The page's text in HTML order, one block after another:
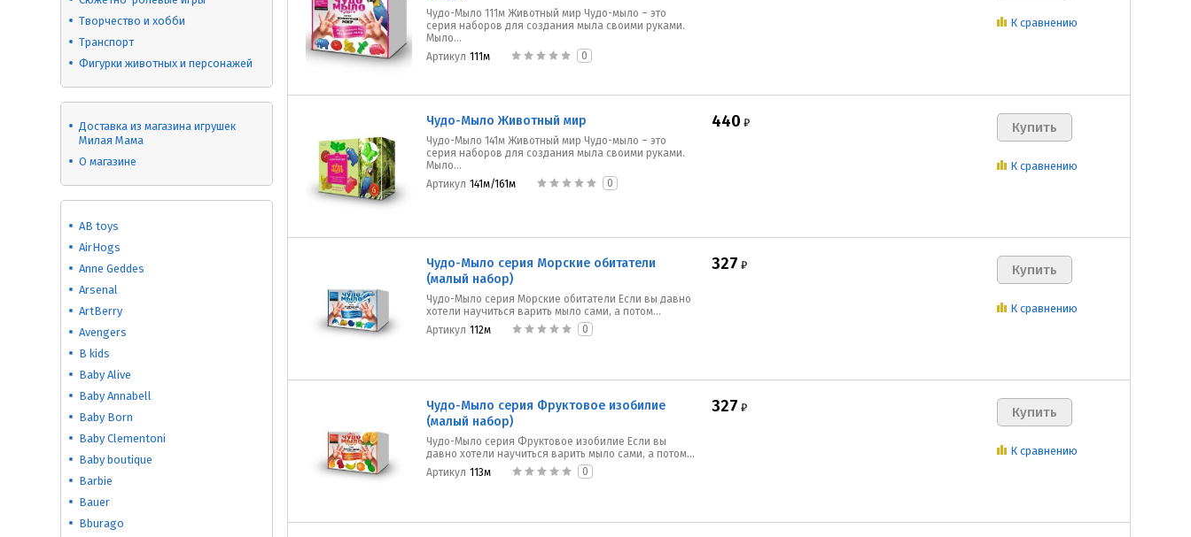
Творчество и хобби
Транспорт
Фигурки животных и персонажей
Доставка из магазина игрушек
Милая Мама
О магазине
AB toys
AirHogs
Anne Geddes
Arsenal
ArtBerry
Avengers
B kids
Baby Alive
Baby Annabell
Baby Born
Baby Clementoni
Baby boutique
Barbie
Bauer
Bburago
Чудо-Мыло 111м Животный мир Чудо-мыло – это
серия наборов для создания мыла своими руками.
Мыло...
Артикул 111м 0
К сравнению
Чудо-Мыло Животный мир
Чудо-Мыло 141м Животный мир Чудо-мыло – это
серия наборов для создания мыла своими руками.
Мыло...
Артикул 141м/161м 0
440 ₽
К сравнению
Чудо-Мыло серия Морские обитатели
(малый набор)
Чудо-Мыло серия Морские обитатели Если вы давно
хотели научиться варить мыло сами, а потом...
Артикул 112м 0
327 ₽
К сравнению
Чудо-Мыло серия Фруктовое изобилие
(малый набор)
Чудо-Мыло серия Фруктовое изобилие Если вы
давно хотели научиться варить мыло сами, а потом...
Артикул 113м 0
327 ₽
К сравнению